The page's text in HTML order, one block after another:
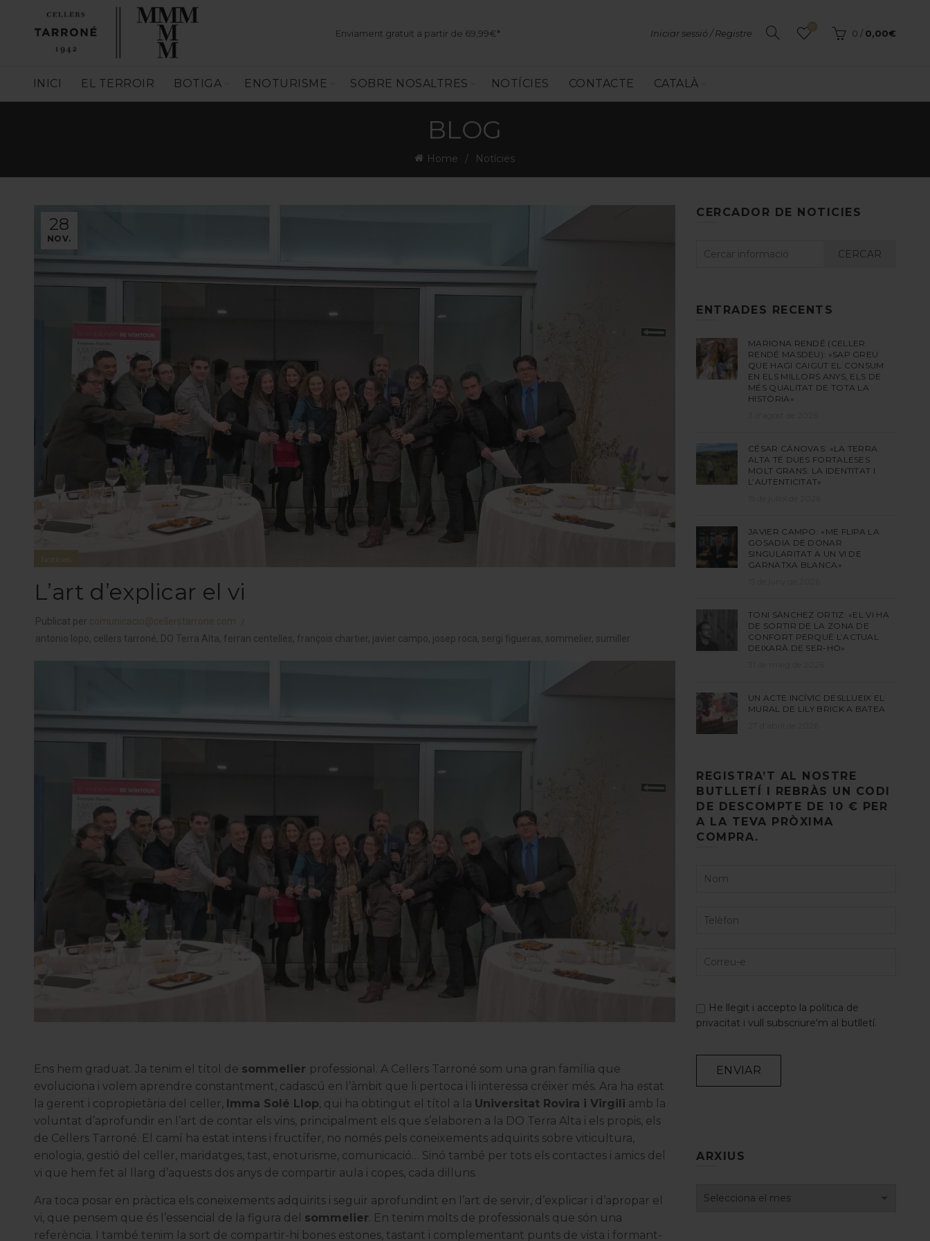
Enviament gratuït a partir de 69,99€* Iniciar sessió / Registre 0 / 0,00€
INICI EL TERROIR BOTIGA ENOTURISME SOBRE NOSALTRES NOTÍCIES CONTACTE CATALÀ
BLOG
Home Notícies
28
NOV.
Notícies
L’art d’explicar el vi
Publicat per comunicacio@cellerstarrone.com
antonio lopo, cellers tarroné, DO Terra Alta, ferran centelles, françois chartier, javier campo, josep roca, sergi figueras, sommelier, sumiller
Ens hem graduat. Ja tenim el títol de sommelier professional. A Cellers Tarroné som una gran família que
evoluciona i volem aprendre constantment, cadascú en l’àmbit que li pertoca i li interessa créixer més. Ara ha estat
la gerent i copropietària del celler, Imma Solé Llop, qui ha obtingut el títol a la Universitat Rovira i Virgili amb la
voluntat d’aprofundir en l’art de contar els vins, principalment els que s’elaboren a la DO Terra Alta i els propis, els
de Cellers Tarroné. El camí ha estat intens i fructífer, no només pels coneixements adquirits sobre viticultura,
enologia, gestió del celler, maridatges, tast, enoturisme, comunicació… Sinó també per tots els contactes i amics del
vi que hem fet al llarg d’aquests dos anys de compartir aula i copes, cada dilluns.
Ara toca posar en pràctica els coneixements adquirits i seguir aprofundint en l’art de servir, d’explicar i d’apropar el
vi, que pensem que és l’essencial de la figura del sommelier. En tenim molts de professionals que són una
referència. I també tenim la sort de compartir-hi bones estones, tastant i complementant punts de vista i formant-
CERCADOR DE NOTICIES
CERCAR
ENTRADES RECENTS
MARIONA RENDÉ (CELLER
RENDÉ MASDEU): «SAP GREU
QUE HAGI CAIGUT EL CONSUM
EN ELS MILLORS ANYS, ELS DE
MÉS QUALITAT DE TOTA LA
HISTÒRIA»
CÉSAR CÁNOVAS: «LA TERRA
ALTA TÉ DUES FORTALESES
MOLT GRANS: LA IDENTITAT I
L’AUTENTICITAT»
JAVIER CAMPO: «ME FLIPA LA
GOSADIA DE DONAR
SINGULARITAT A UN VI DE
GARNATXA BLANCA»
TONI SÀNCHEZ ORTIZ: «EL VI HA
DE SORTIR DE LA ZONA DE
CONFORT PERQUÈ L’ACTUAL
DEIXARÀ DE SER-HO»
UN ACTE INCÍVIC DESLLUEIX EL
MURAL DE LILY BRICK A BATEA
REGISTRA’T AL NOSTRE
BUTLLETÍ I REBRÀS UN CODI
DE DESCOMPTE DE 10 € PER
A LA TEVA PRÒXIMA
COMPRA.
He llegit i accepto la política de
privacitat i vull subscriure'm al butlletí.
ARXIUS
Arxius